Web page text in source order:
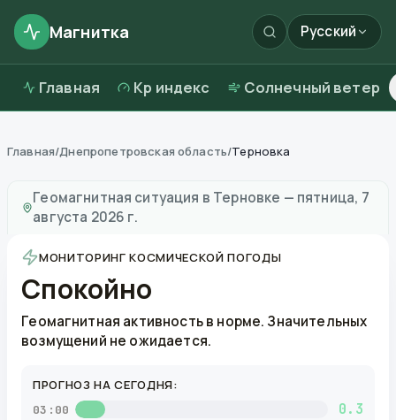
Магнитка Русский
Главная Kp индекс Солнечный ветер
Главная/Днепропетровская область/Терновка
Геомагнитная ситуация в Терновке — пятница, 7
августа 2026 г.
МОНИТОРИНГ КОСМИЧЕСКОЙ ПОГОДЫ
Спокойно
Геомагнитная активность в норме. Значительных
возмущений не ожидается.
ПРОГНОЗ НА СЕГОДНЯ:
03:00 0.3